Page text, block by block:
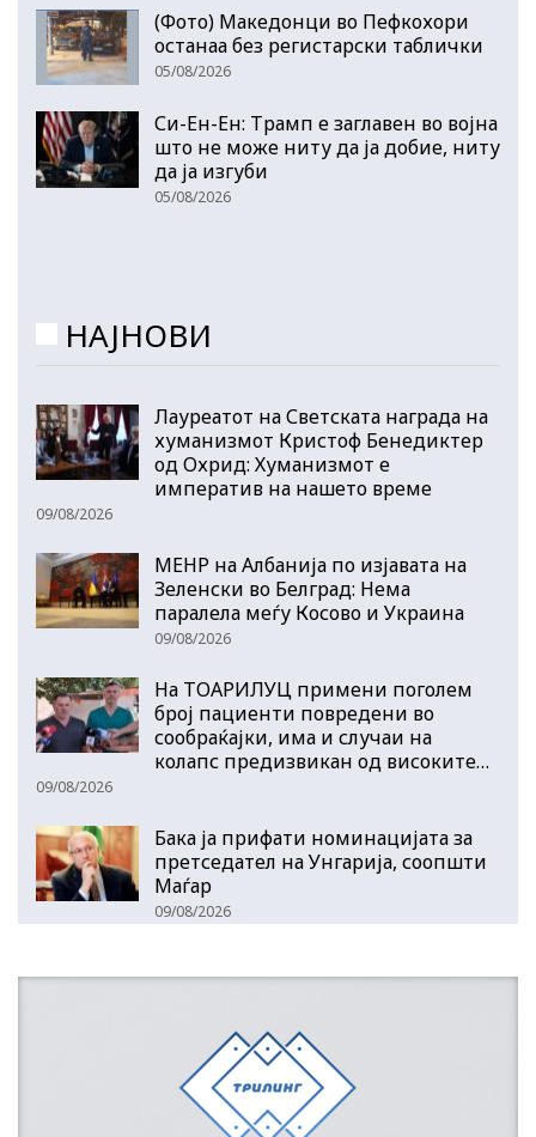
(Фото) Македонци во Пефкохори
останаа без регистарски таблички
05/08/2026
Си-Ен-Ен: Трамп е заглавен во војна
што не може ниту да ја добие, ниту
да ја изгуби
05/08/2026
НАЈНОВИ
Лауреатот на Светската награда на
хуманизмот Кристоф Бенедиктер
од Охрид: Хуманизмот е
императив на нашето време
09/08/2026
МЕНР на Албанија по изјавата на
Зеленски во Белград: Нема
паралела меѓу Косово и Украина
09/08/2026
На ТОАРИЛУЦ примени поголем
број пациенти повредени во
сообраќајки, има и случаи на
колапс предизвикан од високите…
09/08/2026
Бака ја прифати номинацијата за
претседател на Унгарија, соопшти
Маѓар
09/08/2026